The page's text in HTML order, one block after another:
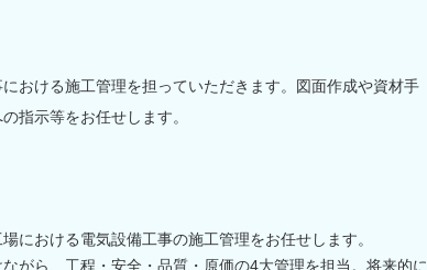
おける施工管理を担っていただきます。図面作成や資材手
指示等をお任せします。
における電気設備工事の施工管理をお任せします。
がら、工程・安全・品質・原価の4大管理を担当。将来的に